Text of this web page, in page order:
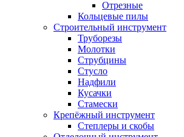
Отрезные
Кольцевые пилы
Строительный инструмент
Труборезы
Молотки
Струбцины
Стусло
Надфили
Кусачки
Стамески
Крепёжный инструмент
Степлеры и скобы